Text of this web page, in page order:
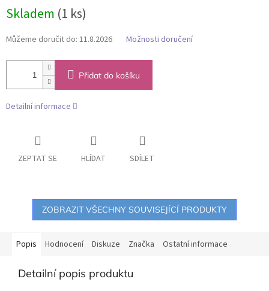
cena:
Skladem (1 ks)
Můžeme doručit do: 11.8.2026 Možnosti doručení
Přidat do košíku
Detailní informace
ZEPTAT SE HLÍDAT SDÍLET
ZOBRAZIT VŠECHNY SOUVISEJÍCÍ PRODUKTY
Popis Hodnocení Diskuze Značka Ostatní informace
Detailní popis produktu